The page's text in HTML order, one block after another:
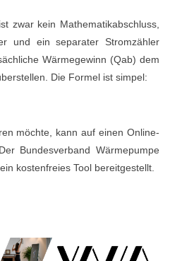
zwar kein Mathematikabschluss,
und ein separater Stromzähler
Wärmegewinn (Qab) dem
Die Formel ist simpel:
möchte, kann auf einen Online-
Bundesverband Wärmepumpe
kostenfreies Tool bereitgestellt.